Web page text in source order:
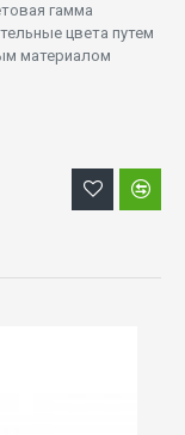
гамма
цвета путем
материалом